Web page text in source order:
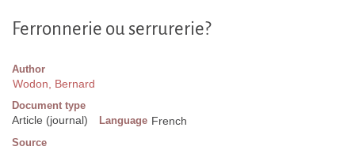
Ferronnerie ou serrurerie?
Author
Wodon, Bernard
Document type
Article (journal) Language French
Source